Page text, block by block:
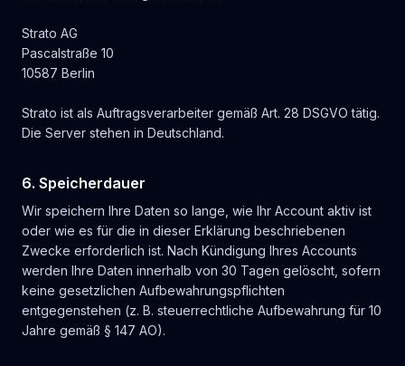
Strato AG
Pascalstraße 10
10587 Berlin
Strato ist als Auftragsverarbeiter gemäß Art. 28 DSGVO tätig.
Die Server stehen in Deutschland.
6. Speicherdauer
Wir speichern Ihre Daten so lange, wie Ihr Account aktiv ist
oder wie es für die in dieser Erklärung beschriebenen
Zwecke erforderlich ist. Nach Kündigung Ihres Accounts
werden Ihre Daten innerhalb von 30 Tagen gelöscht, sofern
keine gesetzlichen Aufbewahrungspflichten
entgegenstehen (z. B. steuerrechtliche Aufbewahrung für 10
Jahre gemäß § 147 AO).